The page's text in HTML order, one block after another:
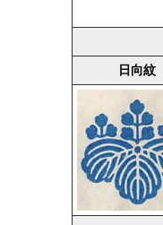
日向紋